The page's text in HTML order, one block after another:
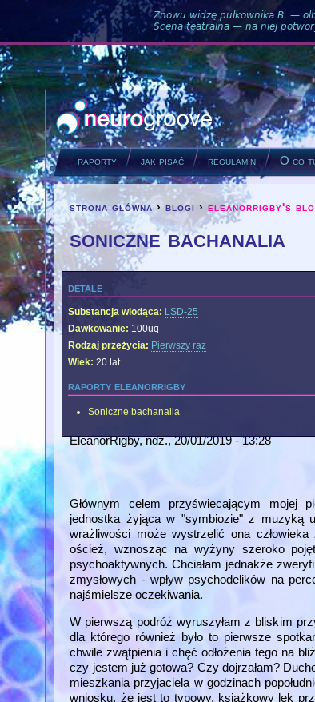
Znowu widzę pułkownika B. —
Scena teatralna — na niej
raporty jak pisać regulamin O co
you are here
strona główna ›blogi ›eleanorrigby's
soniczne bachanalia
detale
Substancja wiodąca: LSD-25
Dawkowanie: 100uq
Rodzaj przeżycia: Pierwszy raz
Wiek: 20 lat
raporty eleanorrigby
Soniczne bachanalia
EleanorRigby, ndz., 20/01/2019 - 13:28
Głównym celem przyświecającym mojej
jednostka żyjąca w "symbiozie" z muzyką
wrażliwości może wystrzelić ona
oścież, wznosząc na wyżyny szeroko
psychoaktywnych. Chciałam jednakże
zmysłowych - wpływ psychodelików na
najśmielsze oczekiwania.
W pierwszą podróż wyruszyłam z bliskim
dla którego również było to pierwsze
chwile zwątpienia i chęć odłożenia tego na
czy jestem już gotowa? Czy dojrzałam?
mieszkania przyjaciela w godzinach
wniosku, że jest to typowy, książkowy lęk